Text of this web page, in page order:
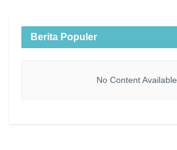
Berita Populer
No Content Available